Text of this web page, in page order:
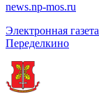
news.np-mos.ru
Электронная
Переделкино